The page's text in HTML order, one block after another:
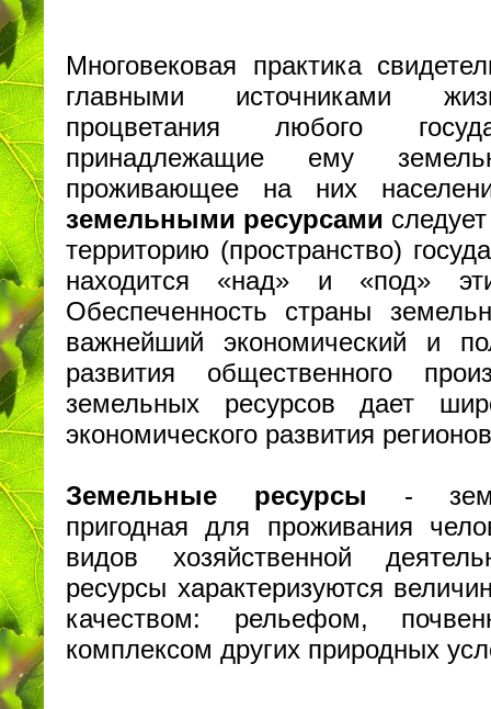
Многовековая практика
главными источниками
процветания любого
принадлежащие ему
проживающее на них
земельными ресурсами
территорию (пространство)
находится «над» и «под»
Обеспеченность страны
важнейший экономический и
развития общественного
земельных ресурсов дает
экономического развития
Земельные ресурсы -
пригодная для проживания
видов хозяйственной
ресурсы характеризуются
качеством: рельефом,
комплексом других природных